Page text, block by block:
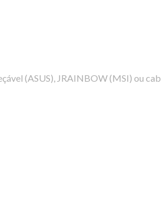
(ASUS), JRAINBOW (MSI) ou